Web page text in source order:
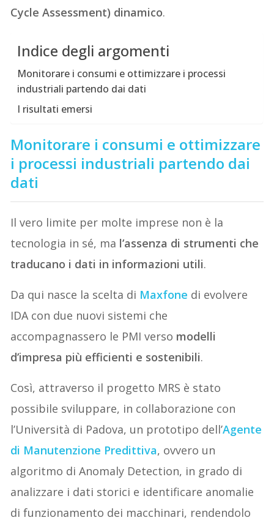
Cycle Assessment) dinamico.
Indice degli argomenti
Monitorare i consumi e ottimizzare i processi
industriali partendo dai dati
I risultati emersi
Monitorare i consumi e ottimizzare
i processi industriali partendo dai
dati
Il vero limite per molte imprese non è la
tecnologia in sé, ma l’assenza di strumenti che
traducano i dati in informazioni utili.
Da qui nasce la scelta di Maxfone di evolvere
IDA con due nuovi sistemi che
accompagnassero le PMI verso modelli
d’impresa più efficienti e sostenibili.
Così, attraverso il progetto MRS è stato
possibile sviluppare, in collaborazione con
l’Università di Padova, un prototipo dell’Agente
di Manutenzione Predittiva, ovvero un
algoritmo di Anomaly Detection, in grado di
analizzare i dati storici e identificare anomalie
di funzionamento dei macchinari, rendendolo